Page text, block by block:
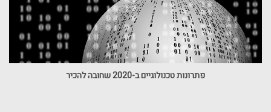
פתרונות טכנולוגיים ב-2020 שחובה להכיר